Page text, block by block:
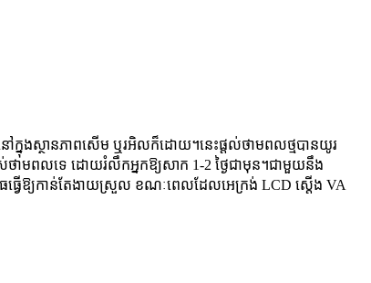
ក្នុងស្ថានភាពសើម ឬរអិលក៏ដោយ។នេះផ្តល់ថាមពលថ្មបានយូរ
ថាមពលទេ ដោយរំលឹកអ្នកឱ្យសាក 1-2 ថ្ងៃជាមុន។ជាមួយនឹង
ធ្វើឱ្យកាន់តែងាយស្រួល ខណៈពេលដែលអេក្រង់ LCD ស្តើង VA